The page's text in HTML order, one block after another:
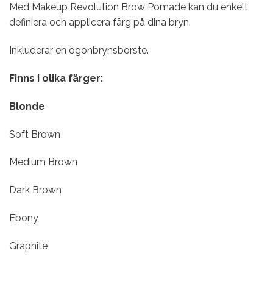
Med Makeup Revolution Brow Pomade kan du enkelt
definiera och applicera färg på dina bryn.
Inkluderar en ögonbrynsborste.
Finns i olika färger:
Blonde
Soft Brown
Medium Brown
Dark Brown
Ebony
Graphite